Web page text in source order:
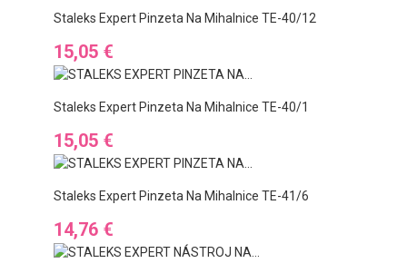
Staleks Expert Pinzeta Na Mihalnice TE-40/12
Cena
15,05 €
Staleks Expert Pinzeta Na Mihalnice TE-40/1
Cena
15,05 €
Staleks Expert Pinzeta Na Mihalnice TE-41/6
Cena
14,76 €